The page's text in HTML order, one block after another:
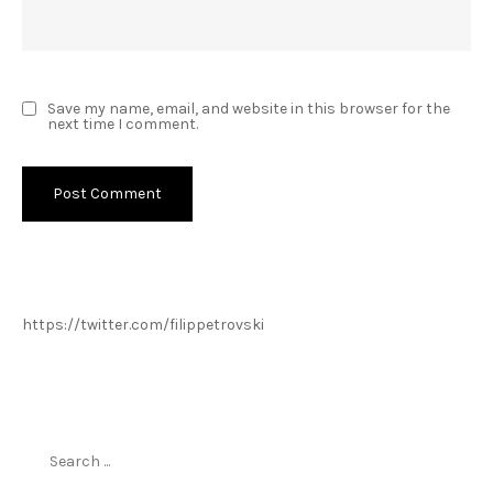
Save my name, email, and website in this browser for the
next time I comment.
https://twitter.com/filippetrovski